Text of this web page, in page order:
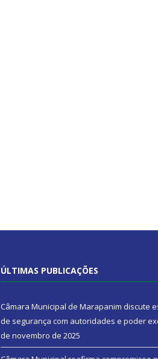
ÚLTIMAS PUBLICAÇÕES
Câmara Municipal de Marapanim discute
de segurança com autoridades e poder
de novembro de 2025